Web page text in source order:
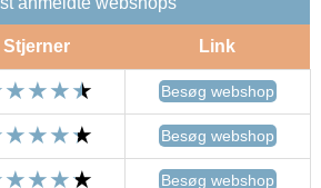
Stjerner Link
Besøg webshop
Besøg webshop
Besøg webshop